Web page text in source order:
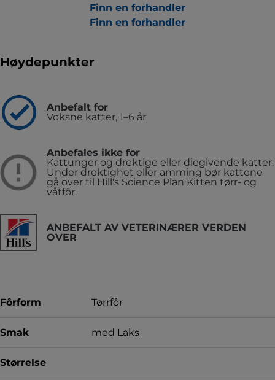
Finn en forhandler
Finn en forhandler
Høydepunkter
Anbefalt for
Voksne katter, 1–6 år
Anbefales ikke for
Kattunger og drektige eller diegivende katter.
Under drektighet eller amming bør kattene
gå over til Hill's Science Plan Kitten tørr- og
våtfôr.
ANBEFALT AV VETERINÆRER VERDEN
OVER
Fôrform Tørrfôr
Smak med Laks
Størrelse